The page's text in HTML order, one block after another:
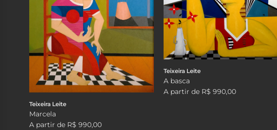
Teixeira Leite
Marcela
A partir de R$ 990,00
Teixeira Leite
A basca
A partir de R$ 990,00